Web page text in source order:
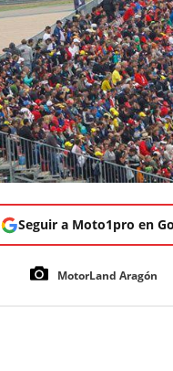
Seguir a Moto1pro en
MotorLand Aragón